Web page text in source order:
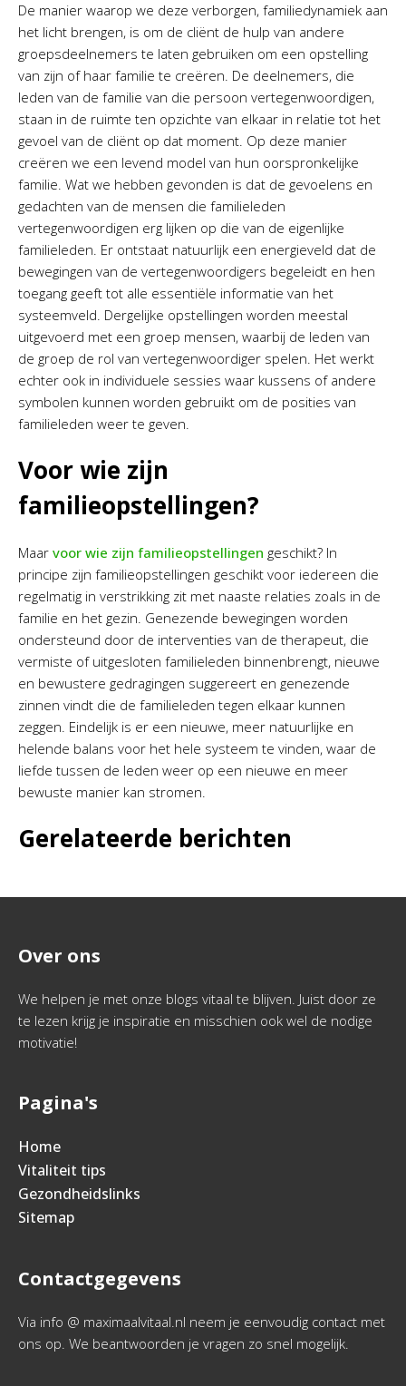
De manier waarop we deze verborgen, familiedynamiek aan
het licht brengen, is om de cliënt de hulp van andere
groepsdeelnemers te laten gebruiken om een opstelling
van zijn of haar familie te creëren. De deelnemers, die
leden van de familie van die persoon vertegenwoordigen,
staan in de ruimte ten opzichte van elkaar in relatie tot het
gevoel van de cliënt op dat moment. Op deze manier
creëren we een levend model van hun oorspronkelijke
familie. Wat we hebben gevonden is dat de gevoelens en
gedachten van de mensen die familieleden
vertegenwoordigen erg lijken op die van de eigenlijke
familieleden. Er ontstaat natuurlijk een energieveld dat de
bewegingen van de vertegenwoordigers begeleidt en hen
toegang geeft tot alle essentiële informatie van het
systeemveld. Dergelijke opstellingen worden meestal
uitgevoerd met een groep mensen, waarbij de leden van
de groep de rol van vertegenwoordiger spelen. Het werkt
echter ook in individuele sessies waar kussens of andere
symbolen kunnen worden gebruikt om de posities van
familieleden weer te geven.
Voor wie zijn
familieopstellingen?
Maar voor wie zijn familieopstellingen geschikt? In
principe zijn familieopstellingen geschikt voor iedereen die
regelmatig in verstrikking zit met naaste relaties zoals in de
familie en het gezin. Genezende bewegingen worden
ondersteund door de interventies van de therapeut, die
vermiste of uitgesloten familieleden binnenbrengt, nieuwe
en bewustere gedragingen suggereert en genezende
zinnen vindt die de familieleden tegen elkaar kunnen
zeggen. Eindelijk is er een nieuwe, meer natuurlijke en
helende balans voor het hele systeem te vinden, waar de
liefde tussen de leden weer op een nieuwe en meer
bewuste manier kan stromen.
Gerelateerde berichten
Over ons
We helpen je met onze blogs vitaal te blijven. Juist door ze
te lezen krijg je inspiratie en misschien ook wel de nodige
motivatie!
Pagina's
Home
Vitaliteit tips
Gezondheidslinks
Sitemap
Contactgegevens
Via info @ maximaalvitaal.nl neem je eenvoudig contact met
ons op. We beantwoorden je vragen zo snel mogelijk.